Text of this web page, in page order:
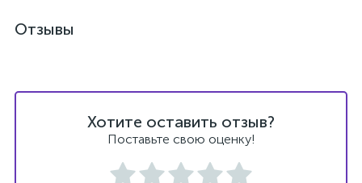
Отзывы
Хотите оставить отзыв?
Поставьте свою оценку!